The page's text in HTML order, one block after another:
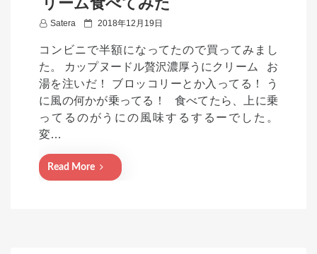
Satera
P
s
t
e
d
o
2018年12月19日
コンビニで半額になってたので買ってみまし
た。 カップヌードル贅沢濃厚うにクリーム お
湯を注いだ！ ブロッコリーとか入ってる！ う
に風の何かが乗ってる！ 食べてたら、上に乗
ってるのがうにの風味するするーでした。
変…
Read More